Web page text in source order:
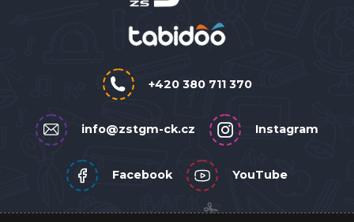
+420 380 711 370
info@zstgm-ck.cz Instagram
Facebook YouTube